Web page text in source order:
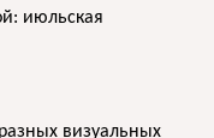
июльская
визуальных